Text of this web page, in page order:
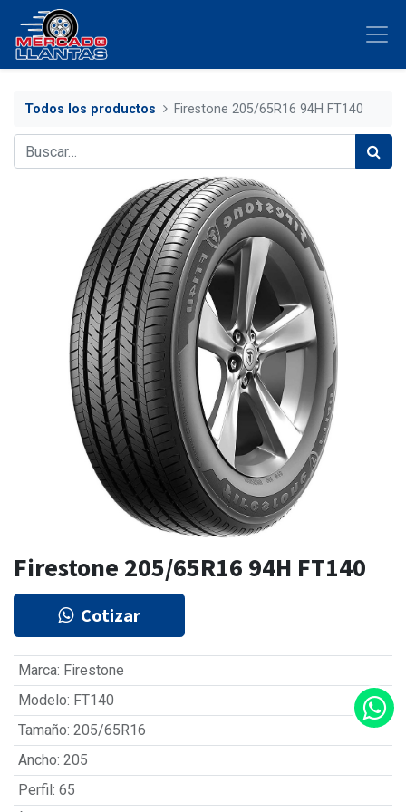
Todos los productos Firestone 205/65R16 94H FT140
Firestone 205/65R16 94H FT140
Cotizar
Marca: Firestone
Modelo: FT140
Tamaño: 205/65R16
Ancho: 205
Perfil : 65